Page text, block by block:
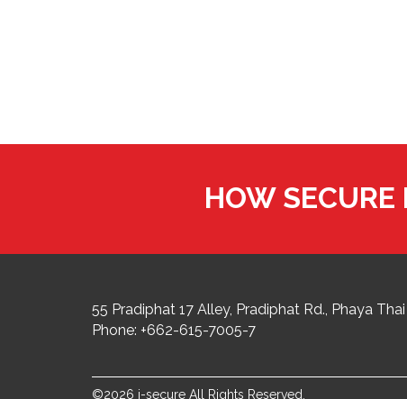
HOW SECURE
55 Pradiphat 17 Alley, Pradiphat Rd., Phaya
Phone: +662-615-7005-7
©2026 i-secure All Rights Reserved.